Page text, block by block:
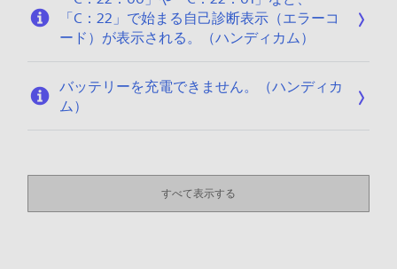
「C：22」で始まる自己診断表示（エラーコ
ード）が表示される。（ハンディカム）
バッテリーを充電できません。（ハンディカ
ム）
すべて表示する